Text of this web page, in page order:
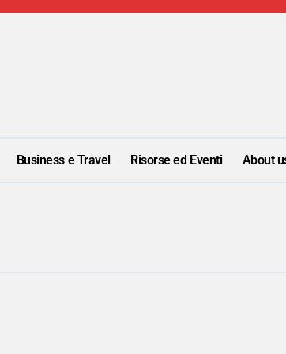
Business e Travel Risorse ed Eventi About